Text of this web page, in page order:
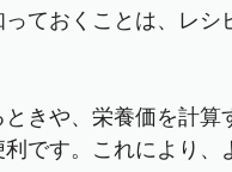
ておくことは、レ
きや、栄養価を計
です。これにより